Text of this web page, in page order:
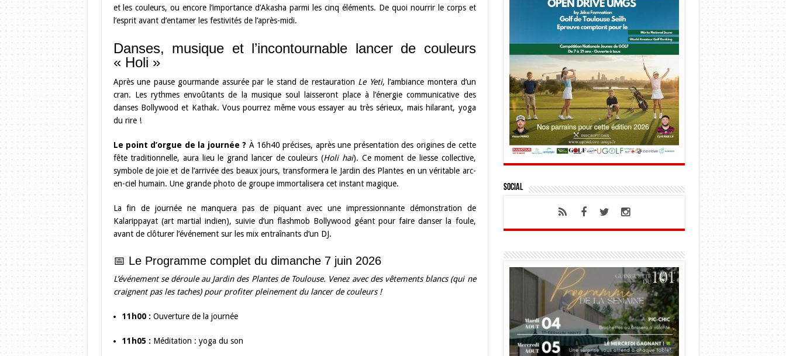
et les couleurs, ou encore l’importance d’Akasha parmi les cinq éléments. De quoi nourrir le corps et
l’esprit avant d’entamer les festivités de l’après-midi.
Danses, musique et l’incontournable lancer de couleurs
« Holi »
Après une pause gourmande assurée par le stand de restauration Le Yeti, l’ambiance montera d’un
cran. Les rythmes envoûtants de la musique soul laisseront place à l’énergie communicative des
danses Bollywood et Kathak. Vous pourrez même vous essayer au très sérieux, mais hilarant, yoga
du rire !
Le point d’orgue de la journée ? À 16h40 précises, après une présentation des origines de cette
fête traditionnelle, aura lieu le grand lancer de couleurs (Holi hai). Ce moment de liesse collective,
symbole de joie et de l’arrivée des beaux jours, transformera le Jardin des Plantes en un véritable arc-
en-ciel humain. Une grande photo de groupe immortalisera cet instant magique.
La fin de journée ne manquera pas de piquant avec une impressionnante démonstration de
Kalarippayat (art martial indien), suivie d’un flashmob Bollywood géant pour faire danser la foule,
avant de clôturer l’événement sur les mix entraînants d’un DJ.
📅 Le Programme complet du dimanche 7 juin 2026
L’événement se déroule au Jardin des Plantes de Toulouse. Venez avec des vêtements blancs (qui ne
craignent pas les taches) pour profiter pleinement du lancer de couleurs !
11h00 : Ouverture de la journée
11h05 : Méditation : yoga du son
Social